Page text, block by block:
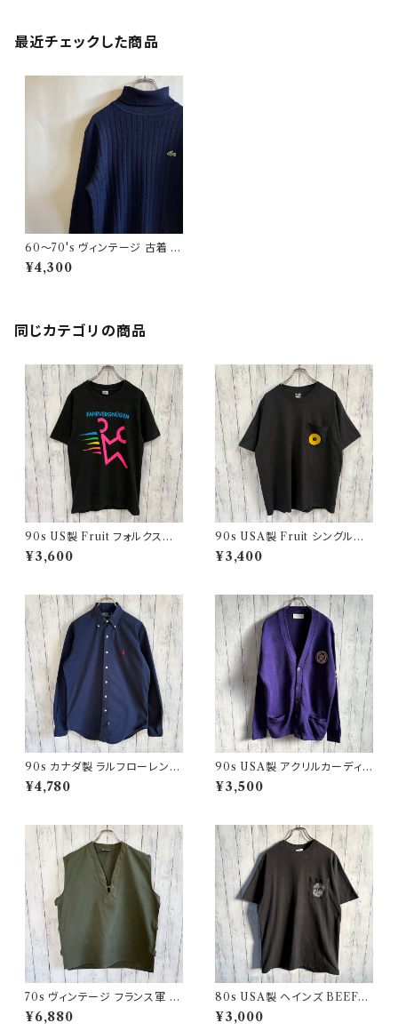
最近チェックした商品
60〜70's ヴィンテージ 古着 ラ
コステ タートルネック ニット La
coste フレラコ
¥4,300
同じカテゴリの商品
90s US製 Fruit フォルクスワ
ーゲン シングルステッチTシャツ
ヴィンテージTシャツ アド 企業
¥3,600
90s USA製 Fruit シングルス
テッチTシャツ ポケットT scree
nstars ヴィンテージ
¥3,400
90s カナダ製 ラルフローレン
ボタンダウンシャツ Ralph Laur
en
¥4,780
90s USA製 アクリルカーディガ
ン レタード 紫 アメリカ製
¥3,500
70s ヴィンテージ フランス軍 G
AOベスト ミリタリーベスト ユ
ーロミリタリー
¥6,880
80s USA製 ヘインズ BEEFY
シングルステッチTシャツ ヴィン
テージTシャツ ポケT
¥3,000